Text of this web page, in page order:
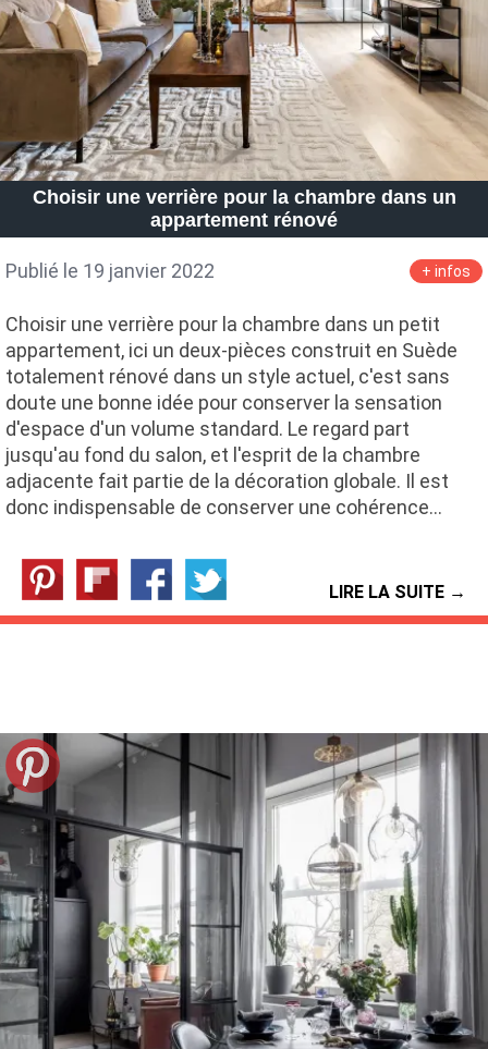
Choisir une verrière pour la chambre dans un
appartement rénové
Publié le 19 janvier 2022 + infos
Choisir une verrière pour la chambre dans un petit
appartement, ici un deux-pièces construit en Suède
totalement rénové dans un style actuel, c'est sans
doute une bonne idée pour conserver la sensation
d'espace d'un volume standard. Le regard part
jusqu'au fond du salon, et l'esprit de la chambre
adjacente fait partie de la décoration globale. Il est
donc indispensable de conserver une cohérence…
LIRE LA SUITE →